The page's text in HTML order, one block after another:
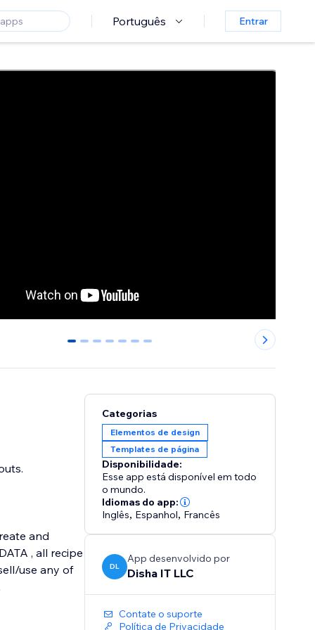
Português Entrar
0 1 2 3 4 5 6
and
use any of
Categorias
Elementos de design
Templates de página
Disponibilidade:
Esse app está disponível em todo
o mundo.
Idiomas do app:
Inglês, Espanhol, Francês
DL
App desenvolvido por
Disha IT LLC
Contate o suporte
Política de Privacidade